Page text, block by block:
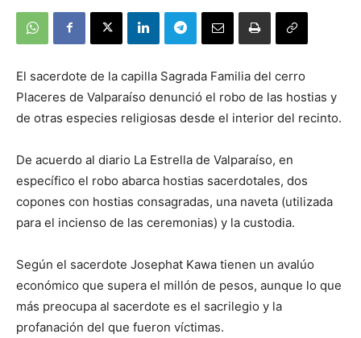
El sacerdote de la capilla Sagrada Familia del cerro
Placeres de Valparaíso denunció el robo de las hostias y
de otras especies religiosas desde el interior del recinto.
De acuerdo al diario La Estrella de Valparaíso, en
específico el robo abarca hostias sacerdotales, dos
copones con hostias consagradas, una naveta (utilizada
para el incienso de las ceremonias) y la custodia.
Según el sacerdote Josephat Kawa tienen un avalúo
económico que supera el millón de pesos, aunque lo que
más preocupa al sacerdote es el sacrilegio y la
profanación del que fueron víctimas.